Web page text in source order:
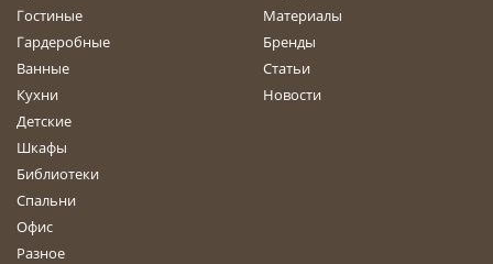
Гостиные
Гардеробные
Ванные
Кухни
Детские
Шкафы
Библиотеки
Спальни
Офис
Разное
Материалы
Бренды
Статьи
Новости